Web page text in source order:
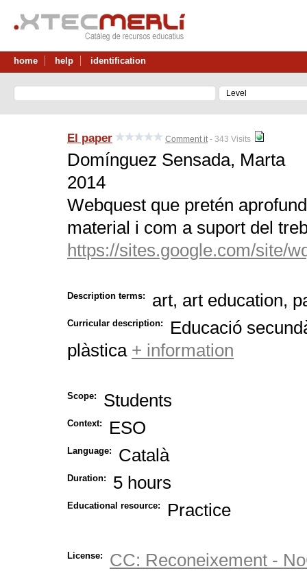
home help identification
El paper Comment it - 343 Visits
Domínguez Sensada, Marta
2014
Webquest que pretén
material i com a suport del
https://sites.google.com/site/
Description terms: art, art education,
Curricular description:
Educació
plàstica + information
Scope: Students
Context: ESO
Language: Català
Duration: 5 hours
Educational resource: Practice
License: CC: Reconeixement -